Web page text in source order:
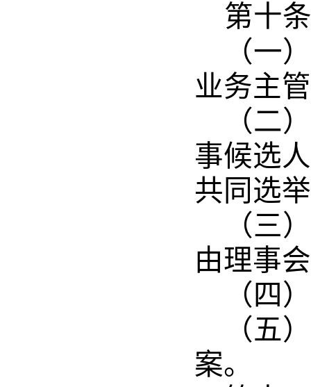
第十条
（一）
业务主
（二）
事候选
共同选
（三）
由理事
（四）
（五）
案。